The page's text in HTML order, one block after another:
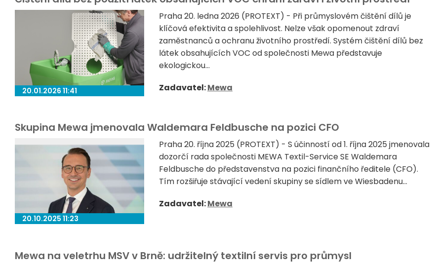
20.01.2026 11:41
Praha 20. ledna 2026 (PROTEXT) - Při průmyslovém čištění dílů je
klíčová efektivita a spolehlivost. Nelze však opomenout zdraví
zaměstnanců a ochranu životního prostředí. Systém čištění dílů bez
látek obsahujících VOC od společnosti Mewa představuje
ekologickou...
Zadavatel:Mewa
Skupina Mewa jmenovala Waldemara Feldbusche na pozici CFO
20.10.2025 11:23
Praha 20. října 2025 (PROTEXT) - S účinností od 1. října 2025 jmenovala
dozorčí rada společnosti MEWA Textil-Service SE Waldemara
Feldbusche do představenstva na pozici finančního ředitele (CFO).
Tím rozšiřuje stávající vedení skupiny se sídlem ve Wiesbadenu...
Zadavatel:Mewa
Mewa na veletrhu MSV v Brně: udržitelný textilní servis pro průmysl